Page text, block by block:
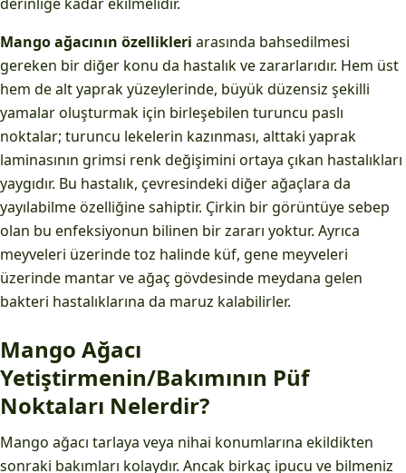
Mango ağacının özellikleri arasında bahsedilmesi
gereken bir diğer konu da hastalık ve zararlarıdır. Hem üst
hem de alt yaprak yüzeylerinde, büyük düzensiz şekilli
yamalar oluşturmak için birleşebilen turuncu paslı
noktalar; turuncu lekelerin kazınması, alttaki yaprak
laminasının grimsi renk değişimini ortaya çıkan hastalıkları
yaygıdır. Bu hastalık, çevresindeki diğer ağaçlara da
yayılabilme özelliğine sahiptir. Çirkin bir görüntüye sebep
olan bu enfeksiyonun bilinen bir zararı yoktur. Ayrıca
meyveleri üzerinde toz halinde küf, gene meyveleri
üzerinde mantar ve ağaç gövdesinde meydana gelen
bakteri hastalıklarına da maruz kalabilirler.
Mango Ağacı
Yetiştirmenin/Bakımının Püf
Noktaları Nelerdir?
Mango ağacı tarlaya veya nihai konumlarına ekildikten
sonraki bakımları kolaydır. Ancak birkaç ipucu ve bilmeniz